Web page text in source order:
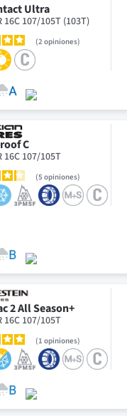
Ultra
16C 107/105T (103T)
2 opiniones
C
16C 107/105T
5 opiniones
2 All Season+
16C 107/105T
1 opiniones